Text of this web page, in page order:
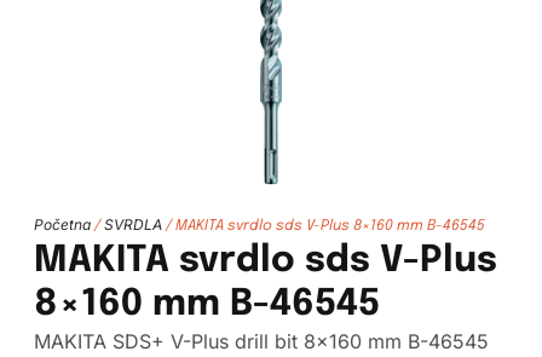
Početna/ SVRDLA/ MAKITA svrdlo sds V-Plus 8×160 mm B-46545
MAKITA svrdlo sds V-Plus
8×160 mm B-46545
MAKITA SDS+ V-Plus drill bit 8×160 mm B-46545